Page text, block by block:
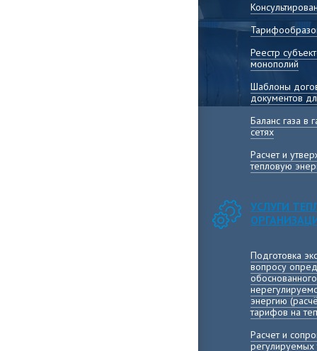
Реестр
монополий
Шаблоны
документов
Баланс газа в
сетях
Расчет и
тепловую
УСЛУГИ
Подготовка
вопросу
энергию
тарифов на
Расчет и